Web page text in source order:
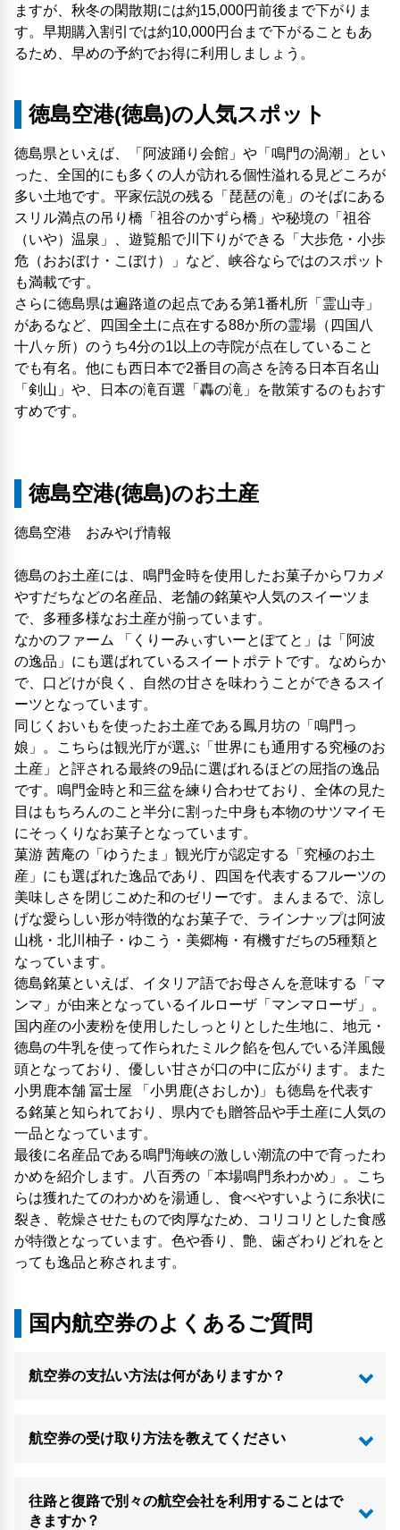
ますが、秋冬の閑散期には約15,000円前後まで下がりま
す。早期購入割引では約10,000円台まで下がることもあ
るため、早めの予約でお得に利用しましょう。
徳島空港(徳島)の人気スポット
徳島県といえば、「阿波踊り会館」や「鳴門の渦潮」とい
った、全国的にも多くの人が訪れる個性溢れる見どころが
多い土地です。平家伝説の残る「琵琶の滝」のそばにある
スリル満点の吊り橋「祖谷のかずら橋」や秘境の「祖谷
（いや）温泉」、遊覧船で川下りができる「大歩危・小歩
危（おおぼけ・こぼけ）」など、峡谷ならではのスポット
も満載です。
さらに徳島県は遍路道の起点である第1番札所「霊山寺」
があるなど、四国全土に点在する88か所の霊場（四国八
十八ヶ所）のうち4分の1以上の寺院が点在していること
でも有名。他にも西日本で2番目の高さを誇る日本百名山
「剣山」や、日本の滝百選「轟の滝」を散策するのもおす
すめです。
徳島空港(徳島)のお土産
徳島空港 おみやげ情報
徳島のお土産には、鳴門金時を使用したお菓子からワカメ
やすだちなどの名産品、老舗の銘菓や人気のスイーツま
で、多種多様なお土産が揃っています。
なかのファーム 「くりーみぃすいーとぽてと」は「阿波
の逸品」にも選ばれているスイートポテトです。なめらか
で、口どけが良く、自然の甘さを味わうことができるスイ
ーツとなっています。
同じくおいもを使ったお土産である鳳月坊の「鳴門っ
娘」。こちらは観光庁が選ぶ「世界にも通用する究極のお
土産」と評される最終の9品に選ばれるほどの屈指の逸品
です。鳴門金時と和三盆を練り合わせており、全体の見た
目はもちろんのこと半分に割った中身も本物のサツマイモ
にそっくりなお菓子となっています。
菓游 茜庵の「ゆうたま」観光庁が認定する「究極のお土
産」にも選ばれた逸品であり、四国を代表するフルーツの
美味しさを閉じこめた和のゼリーです。まんまるで、涼し
げな愛らしい形が特徴的なお菓子で、ラインナップは阿波
山桃・北川柚子・ゆこう・美郷梅・有機すだちの5種類と
なっています。
徳島銘菓といえば、イタリア語でお母さんを意味する「マ
ンマ」が由来となっているイルローザ「マンマローザ」。
国内産の小麦粉を使用したしっとりとした生地に、地元・
徳島の牛乳を使って作られたミルク餡を包んでいる洋風饅
頭となっており、優しい甘さが口の中に広がります。また
小男鹿本舗 冨士屋 「小男鹿(さおしか)」も徳島を代表す
る銘菓と知られており、県内でも贈答品や手土産に人気の
一品となっています。
最後に名産品である鳴門海峡の激しい潮流の中で育ったわ
かめを紹介します。八百秀の「本場鳴門糸わかめ」。こち
らは獲れたてのわかめを湯通し、食べやすいように糸状に
裂き、乾燥させたもので肉厚なため、コリコリとした食感
が特徴となっています。色や香り、艶、歯ざわりどれをと
っても逸品と称されます。
国内航空券のよくあるご質問
航空券の支払い方法は何がありますか？
航空券の受け取り方法を教えてください
往路と復路で別々の航空会社を利用することはで
きますか？